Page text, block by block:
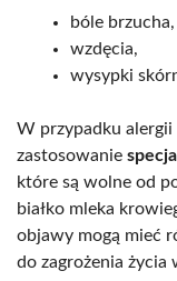
bóle brzucha,
wzdęcia,
wysypki
W przypadku alergii
zastosowanie
które są wolne od
białko mleka
objawy mogą mieć
do zagrożenia życia